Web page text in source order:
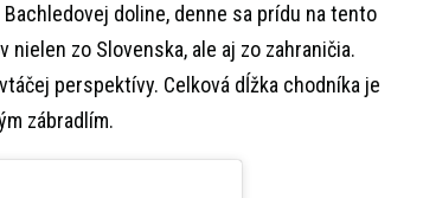
doline, denne sa prídu na tento
zo Slovenska, ale aj zo zahraničia.
perspektívy. Celková dĺžka chodníka je
zábradlím.